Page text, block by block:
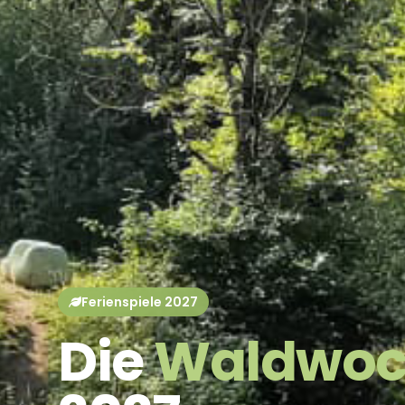
Ferienspiele 2027
Die